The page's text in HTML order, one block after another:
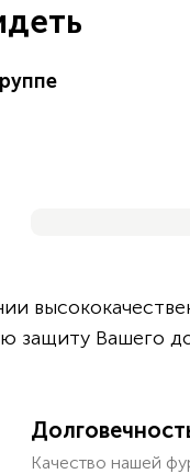
защиту Вашего
Качество нашей